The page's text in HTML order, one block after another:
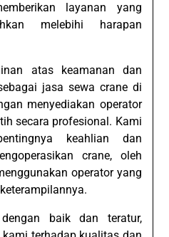
layanan yang
melebihi harapan
atas keamanan dan
jasa sewa crane di
menyediakan operator
secara profesional. Kami
keahlian dan
crane, oleh
operator yang
baik dan teratur,